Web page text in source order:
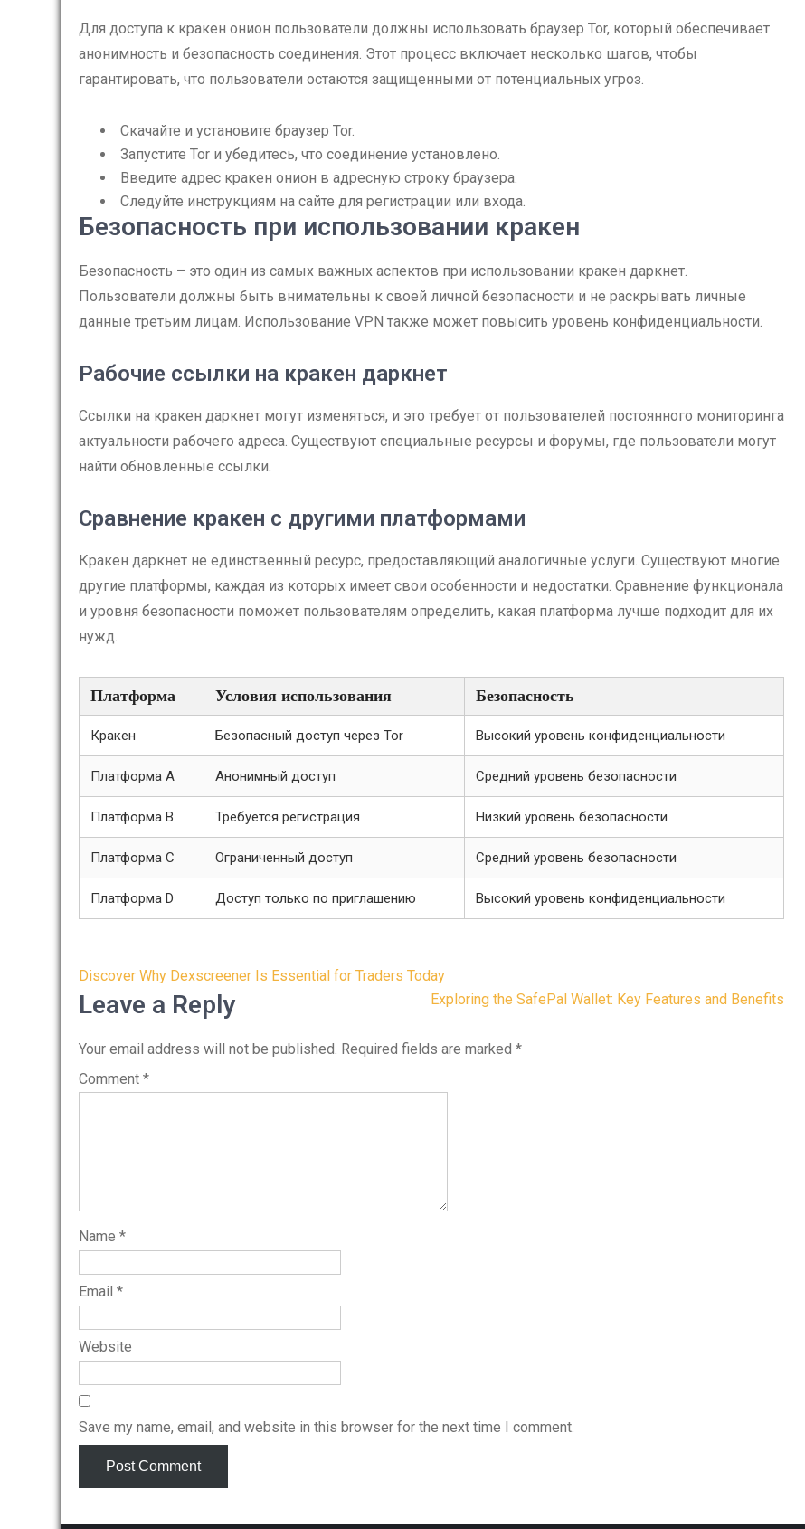
Для доступа к кракен онион пользователи должны использовать браузер Tor, который обеспечивает
анонимность и безопасность соединения. Этот процесс включает несколько шагов, чтобы
гарантировать, что пользователи остаются защищенными от потенциальных угроз.
Скачайте и установите браузер Tor.
Запустите Tor и убедитесь, что соединение установлено.
Введите адрес кракен онион в адресную строку браузера.
Следуйте инструкциям на сайте для регистрации или входа.
Безопасность при использовании кракен
Безопасность – это один из самых важных аспектов при использовании кракен даркнет.
Пользователи должны быть внимательны к своей личной безопасности и не раскрывать личные
данные третьим лицам. Использование VPN также может повысить уровень конфиденциальности.
Рабочие ссылки на кракен даркнет
Ссылки на кракен даркнет могут изменяться, и это требует от пользователей постоянного мониторинга
актуальности рабочего адреса. Существуют специальные ресурсы и форумы, где пользователи могут
найти обновленные ссылки.
Сравнение кракен с другими платформами
Кракен даркнет не единственный ресурс, предоставляющий аналогичные услуги. Существуют многие
другие платформы, каждая из которых имеет свои особенности и недостатки. Сравнение функционала
и уровня безопасности поможет пользователям определить, какая платформа лучше подходит для их
нужд.
Платформа Условия использования Безопасность
Кракен Безопасный доступ через Tor Высокий уровень конфиденциальности
Платформа А Анонимный доступ Средний уровень безопасности
Платформа B Требуется регистрация Низкий уровень безопасности
Платформа C Ограниченный доступ Средний уровень безопасности
Платформа D Доступ только по приглашению Высокий уровень конфиденциальности
Post
navigation
Discover Why Dexscreener Is Essential for Traders Today
Exploring the SafePal Wallet: Key Features and Benefits
Leave a Reply
Your email address will not be published. Required fields are marked *
Comment *
Name *
Email *
Website
Save my name, email, and website in this browser for the next time I comment.